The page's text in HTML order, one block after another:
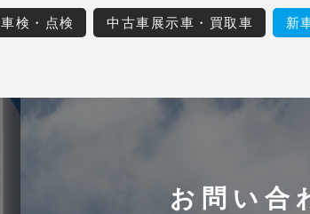
車検・点検 中古車展示車・買取車 新
お問い合